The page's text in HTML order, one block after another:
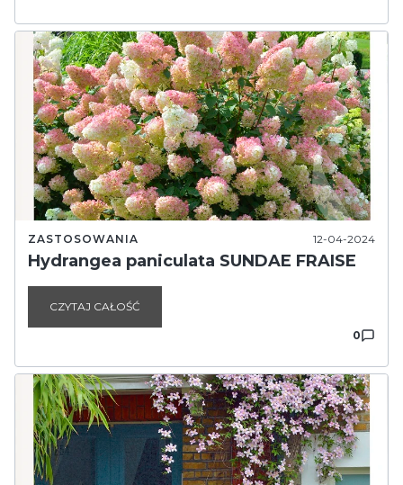
ZASTOSOWANIA 12-04-2024
Hydrangea paniculata SUNDAE FRAISE
CZYTAJ CAŁOŚĆ
0